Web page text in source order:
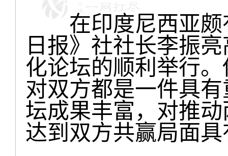
在印度尼西亚颇
日报》社社长李振
化论坛的顺利举行
对双方都是一件具
坛成果丰富，对推
达到双方共赢局面